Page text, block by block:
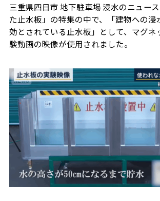
三重県四日市 地下駐車場 浸水のニュー
た止水板」の特集の中で、「建物への浸
効とされている止水板」として、マグネ
験動画の映像が使用されました。